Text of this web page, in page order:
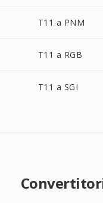
T11 a PNM
T11 a RGB
T11 a SGI